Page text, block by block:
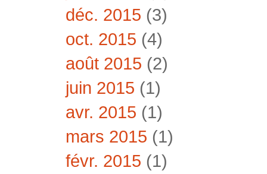
déc. 2015 (3)
oct. 2015 (4)
août 2015 (2)
juin 2015 (1)
avr. 2015 (1)
mars 2015 (1)
févr. 2015 (1)